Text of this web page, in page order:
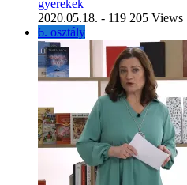
gyerekek
2020.05.18. - 119 205 Views
6. osztály